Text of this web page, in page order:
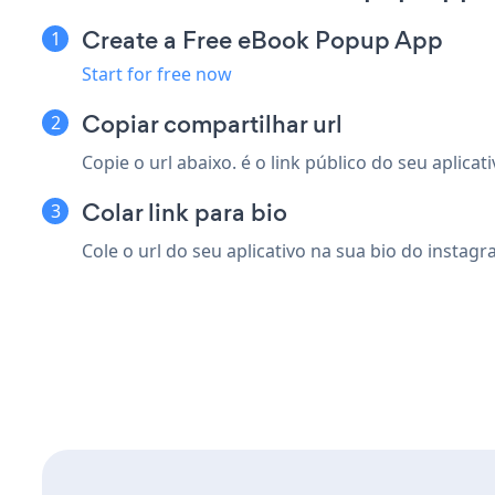
Create a Free eBook Popup App
Start for free now
Copiar compartilhar url
Copie o url abaixo. é o link público do seu
Colar link para bio
Cole o url do seu aplicativo na sua bio do